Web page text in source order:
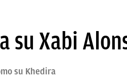
su Xabi
su Khedira